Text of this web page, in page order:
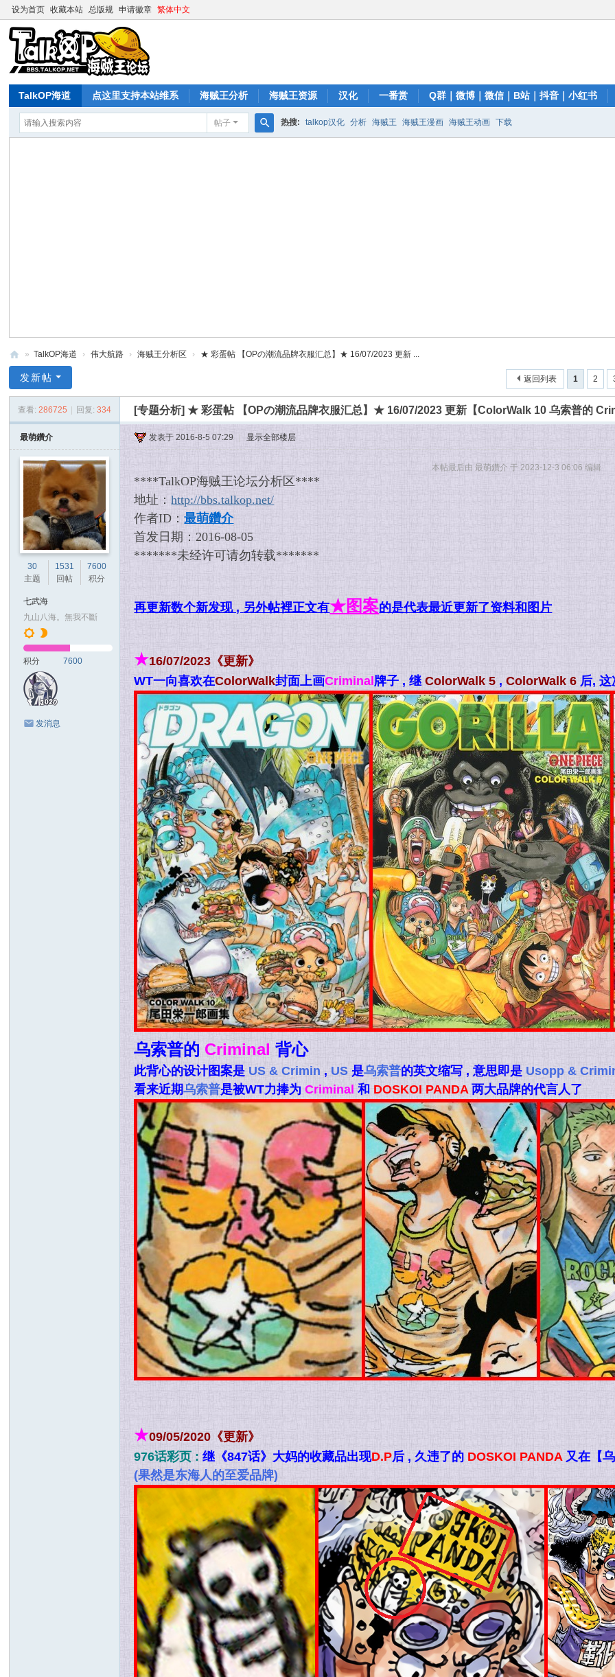
设为首页 收藏本站 总版规 申请徽章 繁体中文
TalkOP海道 点这里支持本站维系 海贼王分析 海贼王资源 汉化 一番赏 Q群｜微博｜微信｜B站｜抖音｜小红书
帖子
搜
热搜: talkop汉化 分析 海贼王 海贼王漫画 海贼王动画 下载
lk
O
王
» TalkOP海道 › 伟大航路 › 海贼王分析区 › ★ 彩蛋帖 【OPの潮流品牌衣服汇总】★ 16/07/2023 更新 ...
1 2
返回列表
发新帖
查看: 286725 回复: 334 [专题分析]★ 彩蛋帖 【OPの潮流品牌衣服汇总】★ 16/07/2023 更新【ColorWalk 10 乌索普的
最萌鑽介
30
主题
1531
回帖
7600
积分
七武海
九山八海。無我不斷
积分 7600
发消息
发表于 2016-8-5 07:29 显示全部楼层
本帖最后由 最萌鑽介 于 2023-12-3 06:06 编辑
****TalkOP海贼王论坛分析区****
地址：http://bbs.talkop.net/
作者ID：最萌鑽介
首发日期：2016-08-05
*******未经许可请勿转载*******
再更新数个新发现 , 另外帖裡正文有★图案的是代表最近更新了资料和图片
★16/07/2023《更新》
WT一向喜欢在ColorWalk封面上画Criminal 牌子 , 继ColorWalk 5 ,ColorWalk 6 后,
乌索普的 Criminal 背心
此背心的设计图案是 US & Crimin , US 是乌索普的英文缩写 , 意思即是 Usopp &
看来近期乌索普是被WT力捧为Criminal 和 DOSKOI PANDA两大品牌的代言人了
★09/05/2020《更新》
976话彩页 :继《847话》大妈的收藏品出现D.P后 , 久违了的 DOSKOI PANDA又在【
(果然是东海人的至爱品牌)